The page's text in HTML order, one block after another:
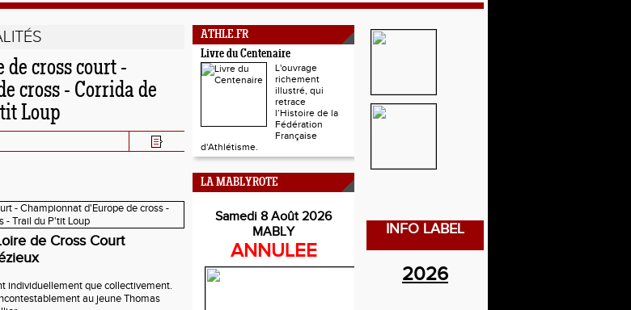
cross court -
cross - Corrida de
Loup
de Cross Court
individuellement que collectivement.
au jeune Thomas
ATHLE.FR
Livre du Centenaire
L'ouvrage
richement
illustré, qui
retrace
l’Histoire de la
Fédération
Française
d'Athlétisme.
LA MABLYROTE
Samedi 8 Août 2026
MABLY
ANNULEE
INFO LABEL
2026